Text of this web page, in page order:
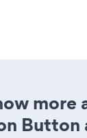
more
Button